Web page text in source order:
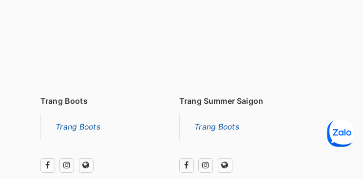
Trang Boots
Trang Boots
Trang Summer Saigon
Trang Boots